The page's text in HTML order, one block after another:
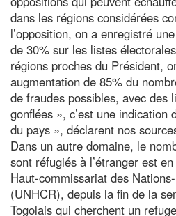
dans les régions considérées
l’opposition, on a enregistré
de 30% sur les listes
régions proches du Président,
augmentation de 85% du
de fraudes possibles, avec des
gonflées », c’est une indication
du pays », déclarent nos
Dans un autre domaine, le
sont réfugiés à l’étranger est
Haut-commissariat des
(UNHCR), depuis la fin de la
Togolais qui cherchent un